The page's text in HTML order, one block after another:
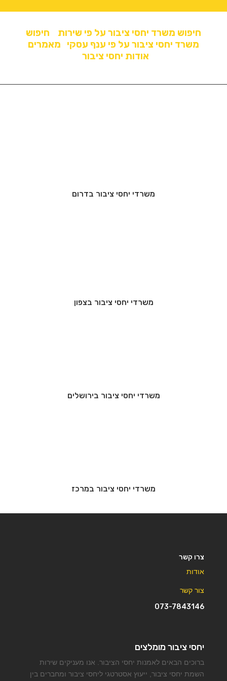
חיפוש משרד יחסי ציבור על פי שירות
חיפוש
משרד יחסי ציבור על פי ענף עסקי
מאמרים
אודות יחסי ציבור
משרדי יחסי ציבור בדרום
משרדי יחסי ציבור בצפון
משרדי יחסי ציבור בירושלים
משרדי יחסי ציבור במרכז
צרו קשר
אודות
צור קשר
073-7843146
יחסי ציבור מומלצים
ברוכים הבאים לאמנות יחסי הציבור. אנו מעניקים שירות
השמת יחסי ציבור, ייעוץ אסטרטגי ליחסי ציבור ומחברים בין